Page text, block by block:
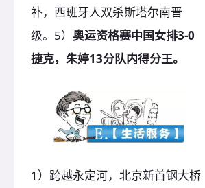
补，西班牙人双杀斯塔尔南晋
级。5） 奥运资格赛中国女排3-0
捷克，朱婷13分队内得分王。
1）跨越永定河，北京新首钢大桥